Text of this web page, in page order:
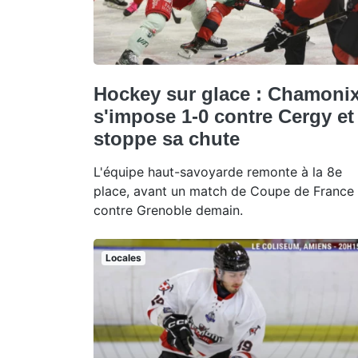
Hockey sur glace :
s'impose 1-0 contre Cergy et
stoppe sa chute
L'équipe haut-savoyarde remonte à la 8e
place, avant un match de Coupe de France
contre Grenoble demain.
Locales